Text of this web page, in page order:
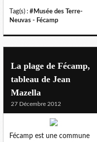
Tag(s) : #Musée des Terre-
Neuvas - Fécamp
La plage de Fécamp,
tableau de Jean
Mazella
27 Décembre 2012
Fécamp est une commune